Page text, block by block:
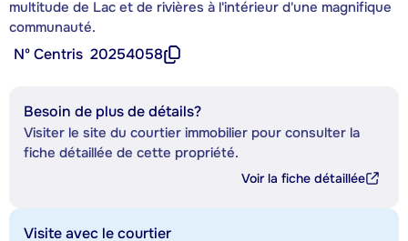
multitude de Lac et de rivières à l'intérieur d'une magnifique
communauté.
Nº Centris 20254058
Besoin de plus de détails?
Visiter le site du courtier immobilier pour consulter la
fiche détaillée de cette propriété.
Voir la fiche détaillée
Visite avec le courtier